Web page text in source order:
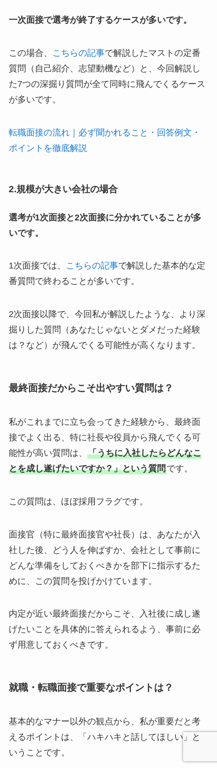
一次面接で選考が終了するケースが多いです。
この場合、 こちらの記事で解説したマストの定番
質問（自己紹介、志望動機など）と、今回解説し
た7つの深掘り質問が全て同時に飛んでくるケース
が多いです。
転職面接の流れ｜必ず聞かれること・回答例文・
ポイントを徹底解説
2.規模が大きい会社の場合
選考が1次面接と2次面接に分かれていることが多
いです。
1次面接では、 こちらの記事で解説した基本的な定
番質問で終わることが多いです。
2次面接以降で、今回私が解説したような、より深
掘りした質問（あなたじゃないとダメだった経験
は？など）が飛んでくる可能性が高くなります。
最終面接だからこそ出やすい質問は？
私がこれまでに立ち会ってきた経験から、最終面
接でよく出る、特に社長や役員から飛んでくる可
能性が高い質問は、 「うちに入社したらどんなこ
とを成し遂げたいですか？」という質問です。
この質問は、ほぼ採用フラグです。
面接官（特に最終面接官や社長）は、あなたが入
社した後、どう人を伸ばすか、会社として事前に
どんな準備をしておくべきかを部下に指示するた
めに、この質問を投げかけています。
内定が近い最終面接だからこそ、入社後に成し遂
げたいことを具体的に答えられるよう、事前に必
ず用意しておくべきです。
就職・転職面接で重要なポイントは？
基本的なマナー以外の観点から、私が重要だと考
えるポイントは、「ハキハキと話してほしい」と
いうことです。